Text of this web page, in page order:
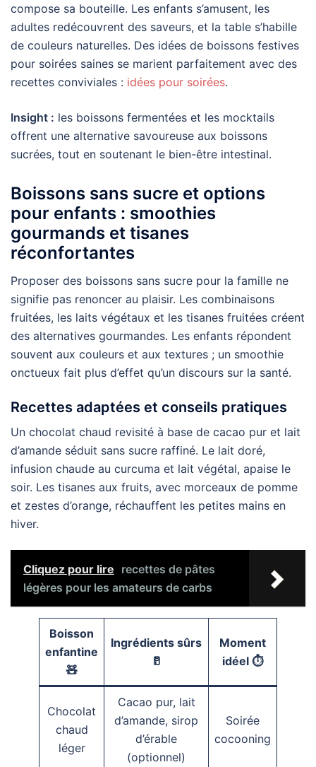
compose sa bouteille. Les enfants s’amusent, les
adultes redécouvrent des saveurs, et la table s’habille
de couleurs naturelles. Des idées de boissons festives
pour soirées saines se marient parfaitement avec des
recettes conviviales : idées pour soirées.
Insight : les boissons fermentées et les mocktails
offrent une alternative savoureuse aux boissons
sucrées, tout en soutenant le bien-être intestinal.
Boissons sans sucre et options
pour enfants : smoothies
gourmands et tisanes
réconfortantes
Proposer des boissons sans sucre pour la famille ne
signifie pas renoncer au plaisir. Les combinaisons
fruitées, les laits végétaux et les tisanes fruitées créent
des alternatives gourmandes. Les enfants répondent
souvent aux couleurs et aux textures ; un smoothie
onctueux fait plus d’effet qu’un discours sur la santé.
Recettes adaptées et conseils pratiques
Un chocolat chaud revisité à base de cacao pur et lait
d’amande séduit sans sucre raffiné. Le lait doré,
infusion chaude au curcuma et lait végétal, apaise le
soir. Les tisanes aux fruits, avec morceaux de pomme
et zestes d’orange, réchauffent les petites mains en
hiver.
Cliquez pour lire recettes de pâtes
légères pour les amateurs de carbs
Boisson
enfantine
🧸
Ingrédients sûrs
🥛
Moment
idéel ⏱️
Chocolat
chaud
léger
Cacao pur, lait
d’amande, sirop
d’érable
(optionnel)
Soirée
cocooning